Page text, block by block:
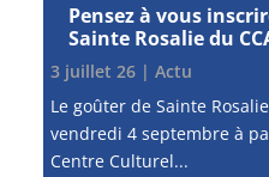
Pensez à vous
Sainte Rosalie du
3 juillet 26| Actu
Le goûter de Sainte
vendredi 4 septembre à
Centre Culturel...